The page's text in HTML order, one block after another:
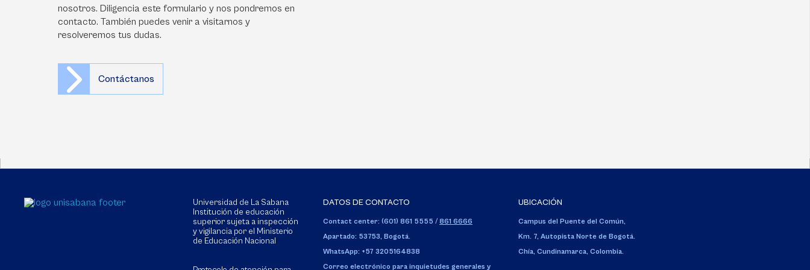
nosotros. Diligencia este formulario y nos pondremos en
contacto. También puedes venir a visitarnos y
resolveremos tus dudas.
Contáctanos
Universidad de La Sabana
Institución de educación
superior sujeta a inspección
y vigilancia por el Ministerio
de Educación Nacional
DATOS DE CONTACTO
Contact center: (601) 861 5555 / 861 6666
Apartado: 53753, Bogotá.
WhatsApp: +57 3205164838
Correo electrónico para inquietudes generales y
UBICACIÓN
Campus del Puente del Común,
Km. 7, Autopista Norte de Bogotá.
Chía, Cundinamarca, Colombia.